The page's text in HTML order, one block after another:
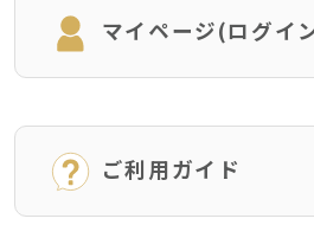
マイページ(ログイ
ご利用ガイド